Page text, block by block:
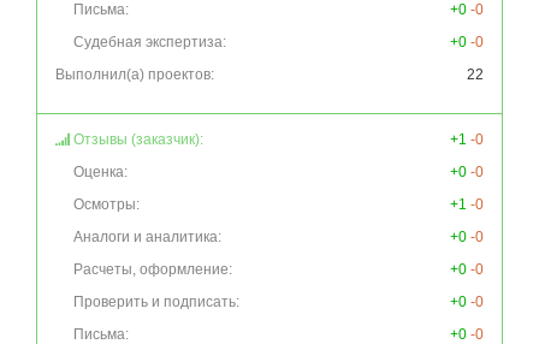
Письма:
+0 -0
Судебная экспертиза:
+0 -0
Выполнил(а) проектов:
22
Отзывы (заказчик): +1 -0
Оценка:
+0 -0
Осмотры:
+1 -0
Аналоги и аналитика:
+0 -0
Расчеты, оформление:
+0 -0
Проверить и подписать:
+0 -0
Письма:
+0 -0